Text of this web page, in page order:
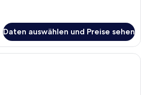
Daten auswählen und Preise sehen
Ein Hotelzimmer mit einer Couch,